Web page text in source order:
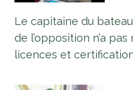
Le capitaine du
de l’opposition n’a
licences et